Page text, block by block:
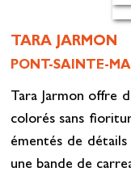
TARA JARMON
PONT-SAINTE-
Tara Jarmon offre
colorés sans
émentés de
une bande de